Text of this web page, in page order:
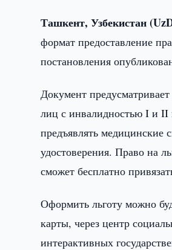
Ташкент, Узбекистан
формат предоставление
постановления
Документ
лиц с инвалидностью I и II
предъявлять
удостоверения. Право на
сможет бесплатно
Оформить льготу можно
карты, через центр
интерактивных